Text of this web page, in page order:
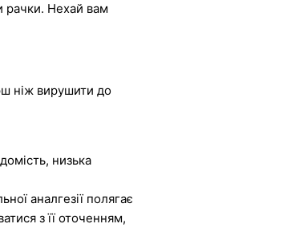
рачки. Нехай вам
ніж вирушити до
низька
аналгезії полягає
з її оточенням,